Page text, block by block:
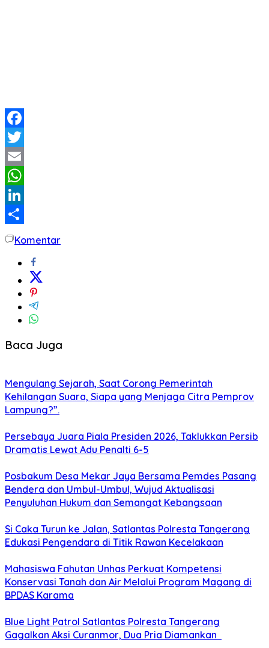
Facebook
Twitter
Email
WhatsApp
LinkedIn
ShareKomentar
Baca Juga
Mengulang Sejarah, Saat Corong Pemerintah
Kehilangan Suara, Siapa yang Menjaga Citra Pemprov
Lampung?”.
Persebaya Juara Piala Presiden 2026, Taklukkan Persib
Dramatis Lewat Adu Penalti 6-5
Posbakum Desa Mekar Jaya Bersama Pemdes Pasang
Bendera dan Umbul-Umbul, Wujud Aktualisasi
Penyuluhan Hukum dan Semangat Kebangsaan
Si Caka Turun ke Jalan, Satlantas Polresta Tangerang
Edukasi Pengendara di Titik Rawan Kecelakaan
Mahasiswa Fahutan Unhas Perkuat Kompetensi
Konservasi Tanah dan Air Melalui Program Magang di
BPDAS Karama
Blue Light Patrol Satlantas Polresta Tangerang
Gagalkan Aksi Curanmor, Dua Pria Diamankan